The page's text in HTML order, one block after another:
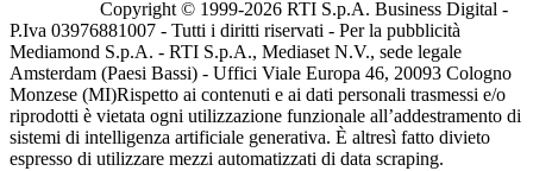
Copyright © 1999-2026 RTI S.p.A. Business Digital -
P.Iva 03976881007 - Tutti i diritti riservati - Per la pubblicità
Mediamond S.p.A. - RTI S.p.A., Mediaset N.V., sede legale
Amsterdam (Paesi Bassi) - Uffici Viale Europa 46, 20093 Cologno
Monzese (MI)Rispetto ai contenuti e ai dati personali trasmessi e/o
riprodotti è vietata ogni utilizzazione funzionale all’addestramento di
sistemi di intelligenza artificiale generativa. È altresì fatto divieto
espresso di utilizzare mezzi automatizzati di data scraping.